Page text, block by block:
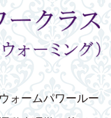
ォームパワールー